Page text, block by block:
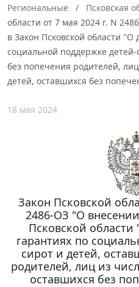
Региональные
Псковская
области от 7 мая 2024 г. N
в Закон Псковской области
социальной поддержке
без попечения родителей,
детей, оставшихся без
18 мая 2024
Закон Псковской
2486-ОЗ "О
Псковской
гарантиях по
сирот и детей,
родителей, лиц из
оставшихся без